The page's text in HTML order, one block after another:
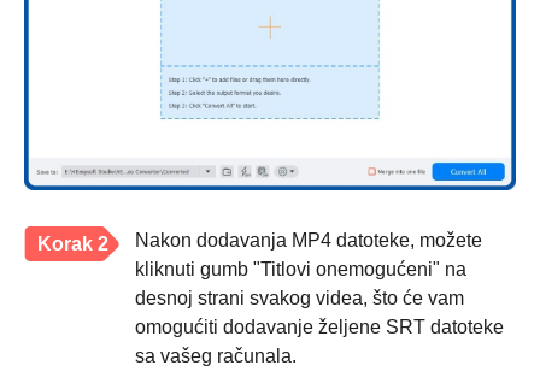
Korak 2
Nakon dodavanja MP4 datoteke, možete
kliknuti gumb "Titlovi onemogućeni" na
desnoj strani svakog videa, što će vam
omogućiti dodavanje željene SRT datoteke
sa vašeg računala.